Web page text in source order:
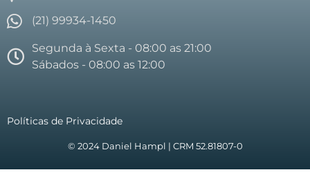
(21) 99934-1450
Segunda à Sexta - 08:00 as 21:00
Sábados - 08:00 as 12:00
Políticas de Privacidade
© 2024 Daniel Hampl | CRM 52.81807-0